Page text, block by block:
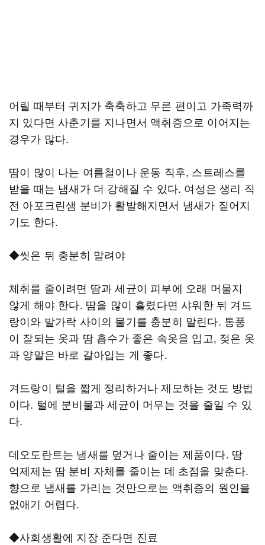
어릴 때부터 귀지가 축축하고 무른 편이고 가족력까
지 있다면 사춘기를 지나면서 액취증으로 이어지는
경우가 많다.
땀이 많이 나는 여름철이나 운동 직후, 스트레스를
받을 때는 냄새가 더 강해질 수 있다. 여성은 생리 직
전 아포크린샘 분비가 활발해지면서 냄새가 짙어지
기도 한다.
◆씻은 뒤 충분히 말려야
체취를 줄이려면 땀과 세균이 피부에 오래 머물지
않게 해야 한다. 땀을 많이 흘렸다면 샤워한 뒤 겨드
랑이와 발가락 사이의 물기를 충분히 말린다. 통풍
이 잘되는 옷과 땀 흡수가 좋은 속옷을 입고, 젖은 옷
과 양말은 바로 갈아입는 게 좋다.
겨드랑이 털을 짧게 정리하거나 제모하는 것도 방법
이다. 털에 분비물과 세균이 머무는 것을 줄일 수 있
다.
데오도란트는 냄새를 덮거나 줄이는 제품이다. 땀
억제제는 땀 분비 자체를 줄이는 데 초점을 맞춘다.
향으로 냄새를 가리는 것만으로는 액취증의 원인을
없애기 어렵다.
◆사회생활에 지장 준다면 진료